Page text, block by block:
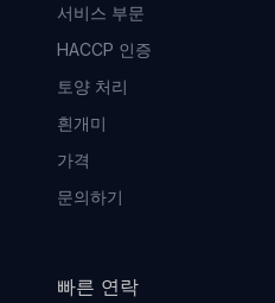
서비스 부문
HACCP 인증
토양 처리
흰개미
가격
문의하기
빠른 연락